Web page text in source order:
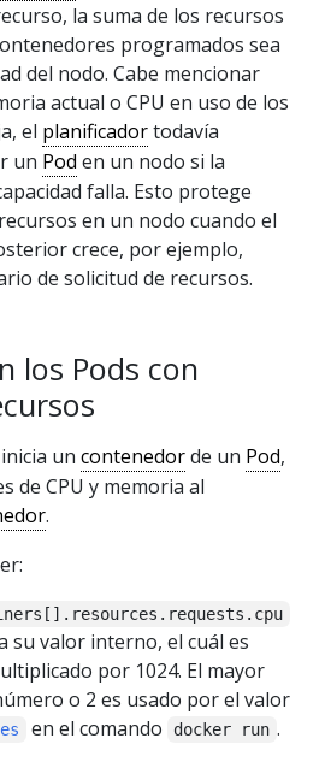
la suma de los recursos
programados sea
del nodo. Cabe mencionar
actual o CPU en uso de los
el planificadortodavía
un Pod en un nodo si la
falla. Esto protege
en un nodo cuando el
crece, por ejemplo,
de solicitud de recursos.
los Pods con
inicia un contenedorde un Pod,
de CPU y memoria al
.
su valor interno, el cuál es
por 1024. El mayor
o 2 es usado por el valor
en el comando docker run .